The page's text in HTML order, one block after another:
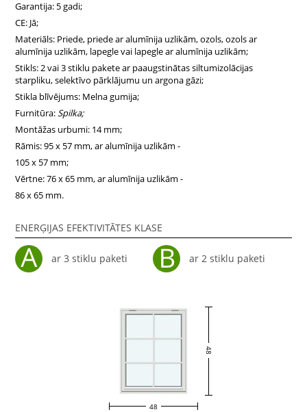
Garantija: 5 gadi;
CE: Jā;
Materiāls: Priede, priede ar alumīnija uzlikām, ozols, ozols ar
alumīnija uzlikām, lapegle vai lapegle ar alumīnija uzlikām;
Stikls: 2 vai 3 stiklu pakete ar paaugstinātas siltumizolācijas
starpliku, selektīvo pārklājumu un argona gāzi;
Stikla blīvējums: Melna gumija;
Furnitūra:Spilka;
Montāžas urbumi: 14 mm;
Rāmis: 95 x 57 mm, ar alumīnija uzlikām -
105 x 57 mm;
Vērtne: 76 x 65 mm, ar alumīnija uzlikām -
86 x 65 mm.
ENERĢIJAS EFEKTIVITĀTES KLASE
ar 3 stiklu paketi ar 2 stiklu paketi
48
48